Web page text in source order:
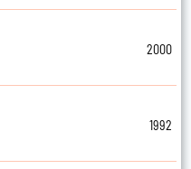
2000
1992